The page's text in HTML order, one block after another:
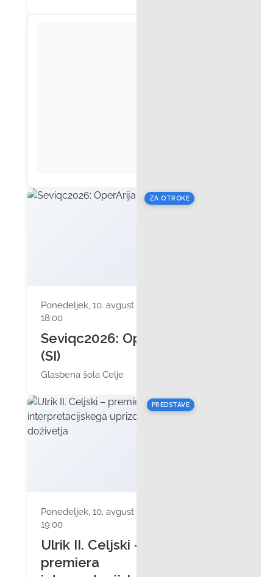
ZA OTROKE
Ponedeljek, 10. avgust 2026 ob
18:00
Seviqc2026: OperArija
(SI)
Glasbena šola Celje
PREDSTAVE
Ponedeljek, 10. avgust 2026 ob
19:00
Ulrik II. Celjski –
premiera